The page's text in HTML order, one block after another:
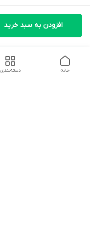
افزودن به سبد خرید
دسته‌بندی خانه